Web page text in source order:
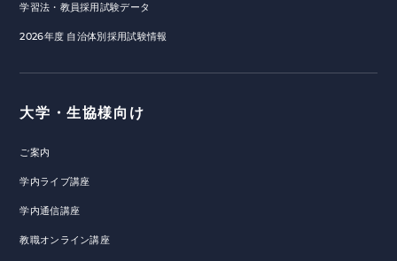
学習法・教員採用試験データ
2026年度 自治体別採用試験情報
大学・生協様向け
ご案内
学内ライブ講座
学内通信講座
教職オンライン講座